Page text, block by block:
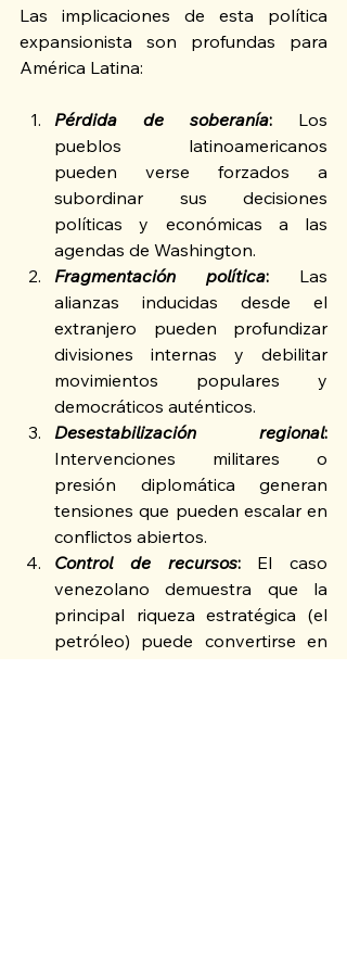
Las implicaciones de esta política
expansionista son profundas para
América Latina:
Pérdida de soberanía: Los
pueblos latinoamericanos
pueden verse forzados a
subordinar sus decisiones
políticas y económicas a las
agendas de Washington.
Fragmentación política: Las
alianzas inducidas desde el
extranjero pueden profundizar
divisiones internas y debilitar
movimientos populares y
democráticos auténticos.
Desestabilización regional
Intervenciones militares o
presión diplomática generan
tensiones que pueden escalar en
conflictos abiertos.
Control de recursos: El caso
venezolano demuestra que la
principal riqueza estratégica (el
petróleo) puede convertirse en